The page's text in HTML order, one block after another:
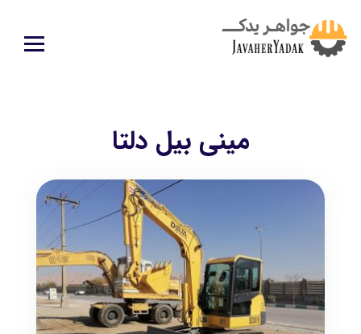
مینی بیل دلتا